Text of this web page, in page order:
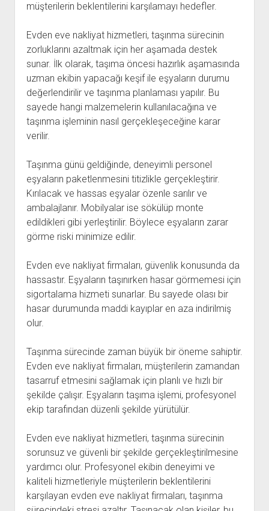
müşterilerin beklentilerini karşılamayı hedefler.
Evden eve nakliyat hizmetleri, taşınma sürecinin
zorluklarını azaltmak için her aşamada destek
sunar. İlk olarak, taşıma öncesi hazırlık aşamasında
uzman ekibin yapacağı keşif ile eşyaların durumu
değerlendirilir ve taşınma planlaması yapılır. Bu
sayede hangi malzemelerin kullanılacağına ve
taşınma işleminin nasıl gerçekleşeceğine karar
verilir.
Taşınma günü geldiğinde, deneyimli personel
eşyaların paketlenmesini titizlikle gerçekleştirir.
Kırılacak ve hassas eşyalar özenle sarılır ve
ambalajlanır. Mobilyalar ise sökülüp monte
edildikleri gibi yerleştirilir. Böylece eşyaların zarar
görme riski minimize edilir.
Evden eve nakliyat firmaları, güvenlik konusunda da
hassastır. Eşyaların taşınırken hasar görmemesi için
sigortalama hizmeti sunarlar. Bu sayede olası bir
hasar durumunda maddi kayıplar en aza indirilmiş
olur.
Taşınma sürecinde zaman büyük bir öneme sahiptir.
Evden eve nakliyat firmaları, müşterilerin zamandan
tasarruf etmesini sağlamak için planlı ve hızlı bir
şekilde çalışır. Eşyaların taşıma işlemi, profesyonel
ekip tarafından düzenli şekilde yürütülür.
Evden eve nakliyat hizmetleri, taşınma sürecinin
sorunsuz ve güvenli bir şekilde gerçekleştirilmesine
yardımcı olur. Profesyonel ekibin deneyimi ve
kaliteli hizmetleriyle müşterilerin beklentilerini
karşılayan evden eve nakliyat firmaları, taşınma